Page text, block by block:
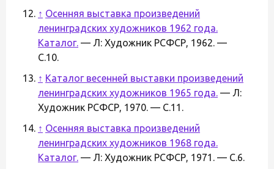
↑ Осенняя выставка произведений
ленинградских художников 1962 года.
Каталог. — Л: Художник РСФСР, 1962. —
С.10.
↑ Каталог весенней выставки произведений
ленинградских художников 1965 года. — Л:
Художник РСФСР, 1970. — С.11.
↑ Осенняя выставка произведений
ленинградских художников 1968 года.
Каталог. — Л: Художник РСФСР, 1971. — С.6.